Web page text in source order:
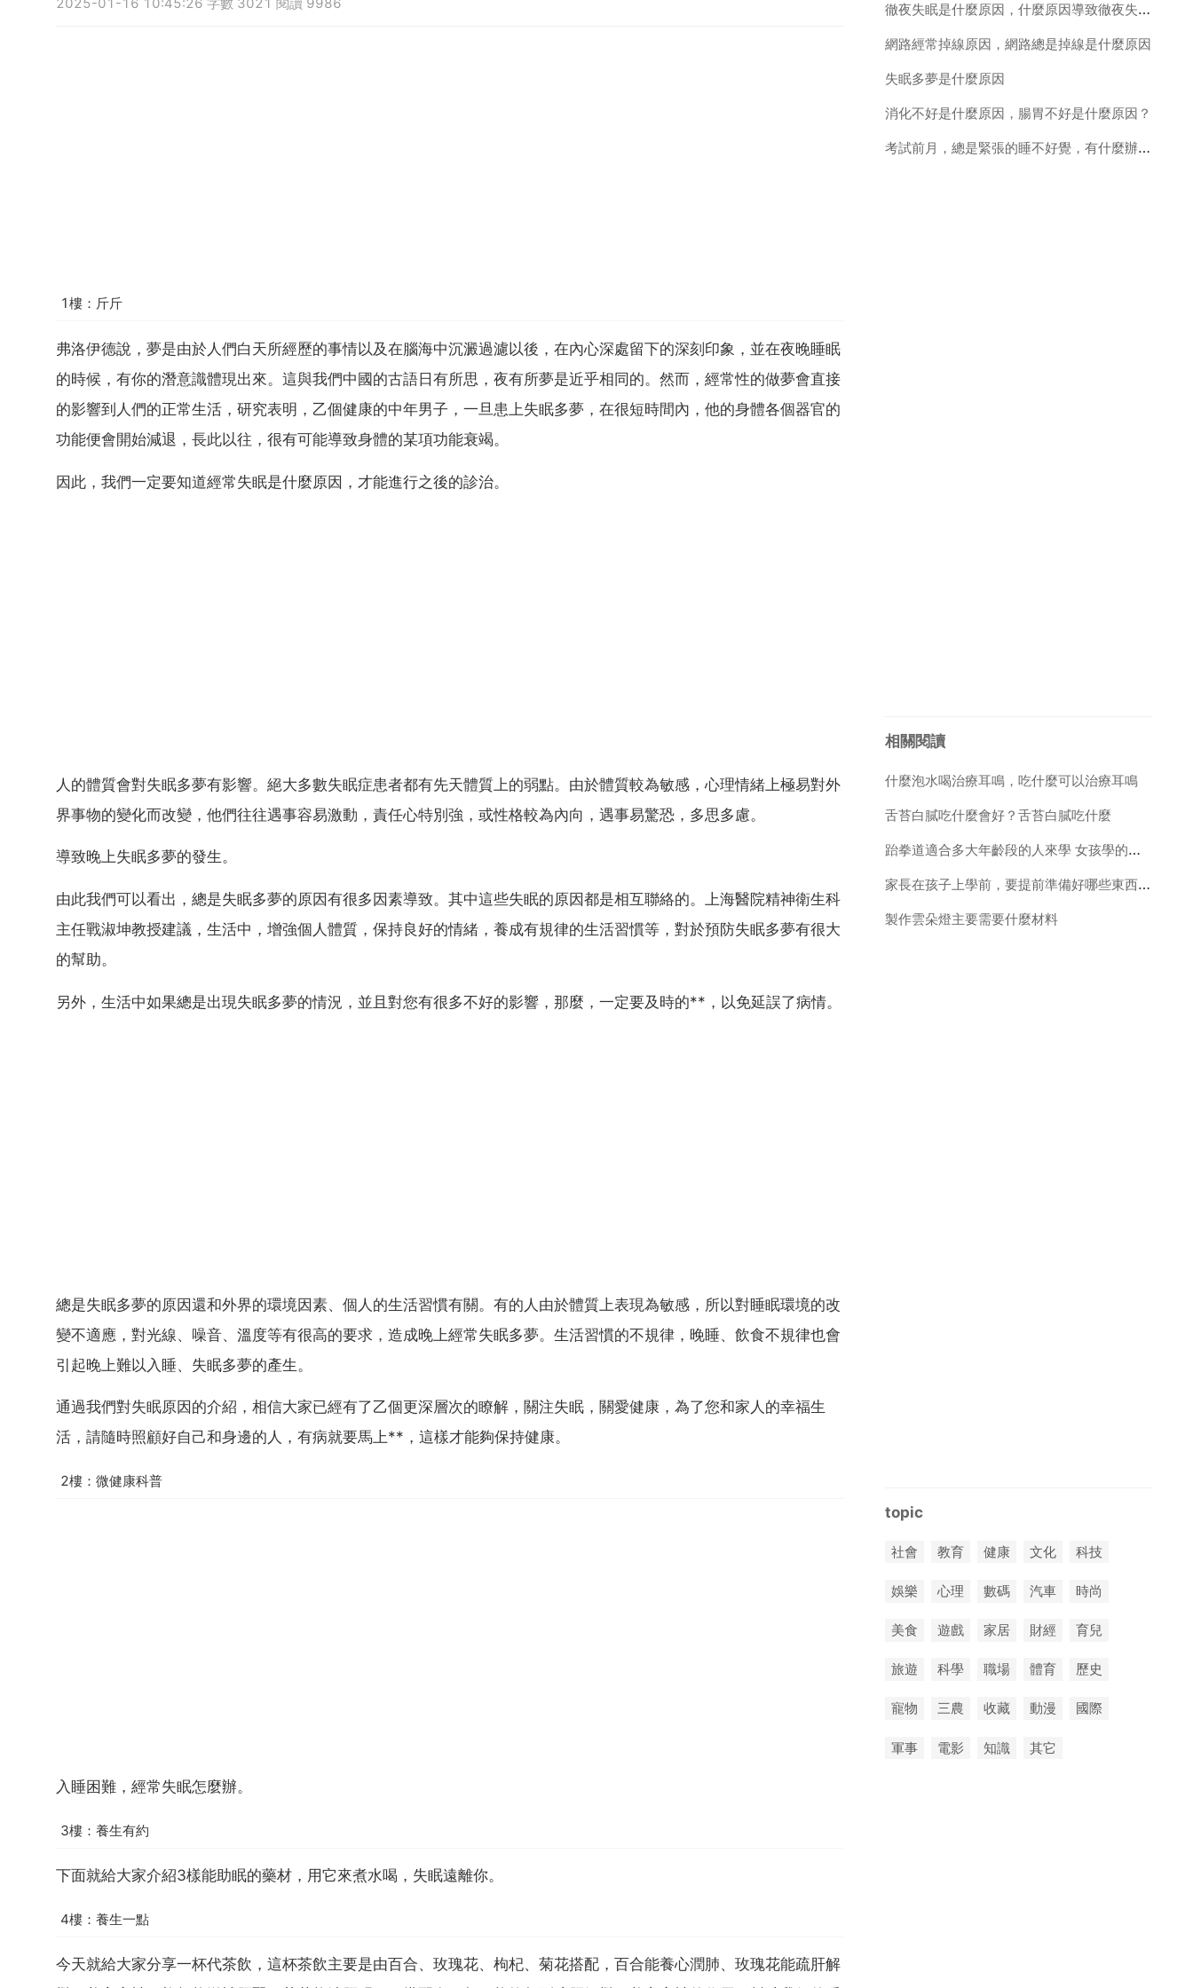
2025-01-16 10:45:26 字數 3021 閱讀 9986
1樓：斤斤
弗洛伊德說，夢是由於人們白天所經歷的事情以及在腦海中沉澱過濾以後，在內心深處留下的深刻印象，並在夜晚睡眠
的時候，有你的潛意識體現出來。這與我們中國的古語日有所思，夜有所夢是近乎相同的。然而，經常性的做夢會直接
的影響到人們的正常生活，研究表明，乙個健康的中年男子，一旦患上失眠多夢，在很短時間內，他的身體各個器官的
功能便會開始減退，長此以往，很有可能導致身體的某項功能衰竭。
因此，我們一定要知道經常失眠是什麼原因，才能進行之後的診治。
人的體質會對失眠多夢有影響。絕大多數失眠症患者都有先天體質上的弱點。由於體質較為敏感，心理情緒上極易對外
界事物的變化而改變，他們往往遇事容易激動，責任心特別強，或性格較為內向，遇事易驚恐，多思多慮。
導致晚上失眠多夢的發生。
由此我們可以看出，總是失眠多夢的原因有很多因素導致。其中這些失眠的原因都是相互聯絡的。上海醫院精神衛生科
主任戰淑坤教授建議，生活中，增強個人體質，保持良好的情緒，養成有規律的生活習慣等，對於預防失眠多夢有很大
的幫助。
另外，生活中如果總是出現失眠多夢的情況，並且對您有很多不好的影響，那麼，一定要及時的**，以免延誤了病情。
總是失眠多夢的原因還和外界的環境因素、個人的生活習慣有關。有的人由於體質上表現為敏感，所以對睡眠環境的改
變不適應，對光線、噪音、溫度等有很高的要求，造成晚上經常失眠多夢。生活習慣的不規律，晚睡、飲食不規律也會
引起晚上難以入睡、失眠多夢的產生。
通過我們對失眠原因的介紹，相信大家已經有了乙個更深層次的瞭解，關注失眠，關愛健康，為了您和家人的幸福生
活，請隨時照顧好自己和身邊的人，有病就要馬上**，這樣才能夠保持健康。
2樓：微健康科普
入睡困難，經常失眠怎麼辦。
3樓：養生有約
下面就給大家介紹3樣能助眠的藥材，用它來煮水喝，失眠遠離你。
4樓：養生一點
今天就給大家分享一杯代茶飲，這杯茶飲主要是由百合、玫瑰花、枸杞、菊花搭配，百合能養心潤肺、玫瑰花能疏肝解
徹夜失眠是什麼原因，什麼原因導致徹夜失眠怎麼辦
網路經常掉線原因，網路總是掉線是什麼原因
失眠多夢是什麼原因
消化不好是什麼原因，腸胃不好是什麼原因？
考試前月，總是緊張的睡不好覺，有什麼辦法嗎？見到誰都緊張
相關閱讀
什麼泡水喝治療耳鳴，吃什麼可以治療耳鳴
舌苔白膩吃什麼會好？舌苔白膩吃什麼
跆拳道適合多大年齡段的人來學 女孩學的多嗎
家長在孩子上學前，要提前準備好哪些東西呢？
製作雲朵燈主要需要什麼材料
topic
社會 教育 健康 文化 科技
娛樂 心理 數碼 汽車 時尚
美食 遊戲 家居 財經 育兒
旅遊 科學 職場 體育 歷史
寵物 三農 收藏 動漫 國際
軍事 電影 知識 其它